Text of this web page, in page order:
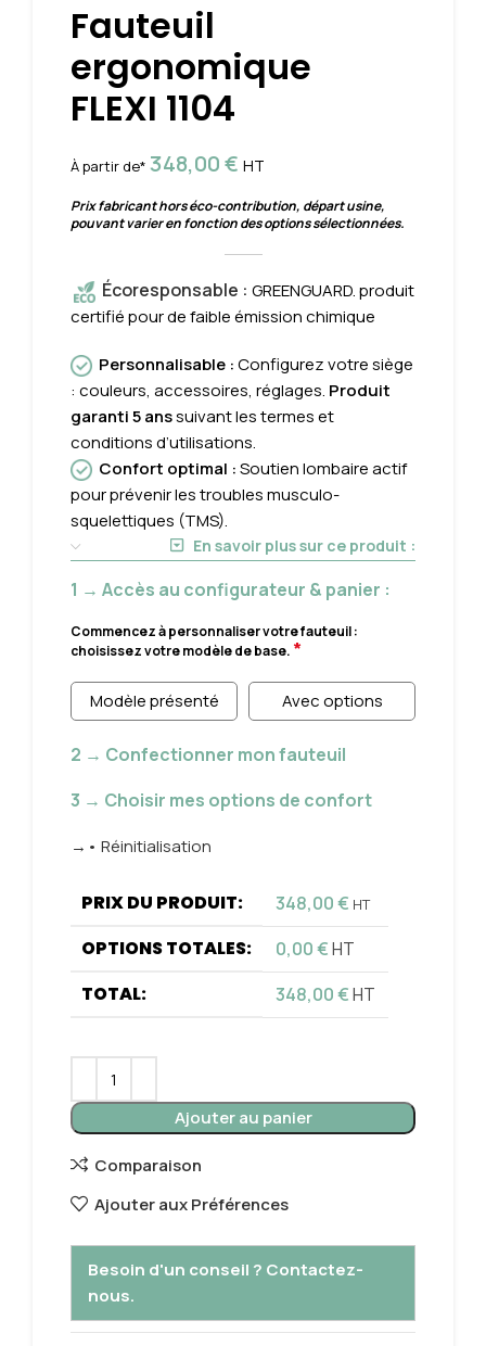
Fauteuil
ergonomique
FLEXI 1104
À partir de* 348,00€ HT
Prix fabricant hors éco-contribution, départ usine,
pouvant varier en fonction des options sélectionnées.
Écoresponsable : GREENGUARD. produit
certifié pour de faible émission chimique
Personnalisable :Configurez votre siège
: couleurs, accessoires, réglages. Produit
garanti 5 anssuivant les termes et
conditions d’utilisations.
Confort optimal :Soutien lombaire actif
pour prévenir les troubles musculo-
squelettiques (TMS).
En savoir plus sur ce produit :
1 → Accès au configurateur & panier :
Commencez à personnaliser votre fauteuil :
choisissez votre modèle de base. *
Modèle présenté Avec options
2 → Confectionner mon fauteuil
3 → Choisir mes options de confort
→• Réinitialisation
PRIX DU PRODUIT: 348,00€ HT
OPTIONS TOTALES: 0,00€HT
TOTAL: 348,00€HT
Ajouter au panier
Comparaison
Ajouter aux Préférences
Besoin d'un conseil ? Contactez-
nous.